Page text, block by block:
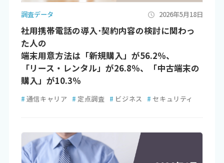
調査データ 2026年5月18日
社用携帯電話の導入･契約内容の検討に関わっ
た人の
端末用意方法は「新規購入」が56.2％、
「リース・レンタル」が26.8％、「中古端末の
購入」が10.3％
# 通信キャリア # 定点調査 # ビジネス # セキュリティ